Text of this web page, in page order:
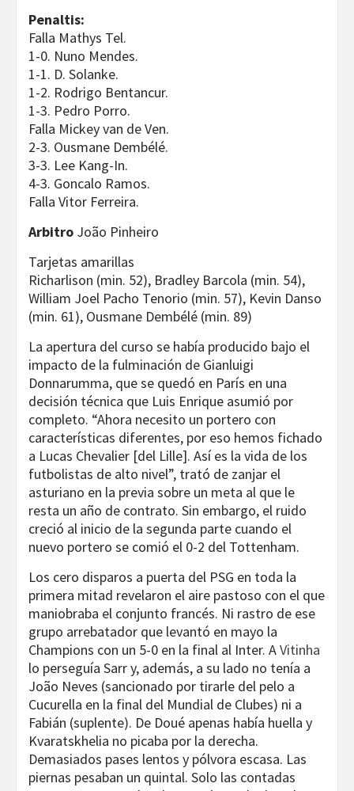
Penaltis:
Falla Mathys Tel.
1-0. Nuno Mendes.
1-1. D. Solanke.
1-2. Rodrigo Bentancur.
1-3. Pedro Porro.
Falla Mickey van de Ven.
2-3. Ousmane Dembélé.
3-3. Lee Kang-In.
4-3. Goncalo Ramos.
Falla Vitor Ferreira.
Arbitro João Pinheiro
Tarjetas amarillas
Richarlison (min. 52), Bradley Barcola (min. 54),
William Joel Pacho Tenorio (min. 57), Kevin Danso
(min. 61), Ousmane Dembélé (min. 89)
La apertura del curso se había producido bajo el
impacto de la fulminación de Gianluigi
Donnarumma, que se quedó en París en una
decisión técnica que Luis Enrique asumió por
completo. “Ahora necesito un portero con
características diferentes, por eso hemos fichado
a Lucas Chevalier [del Lille]. Así es la vida de los
futbolistas de alto nivel”, trató de zanjar el
asturiano en la previa sobre un meta al que le
resta un año de contrato. Sin embargo, el ruido
creció al inicio de la segunda parte cuando el
nuevo portero se comió el 0-2 del Tottenham.
Los cero disparos a puerta del PSG en toda la
primera mitad revelaron el aire pastoso con el que
maniobraba el conjunto francés. Ni rastro de ese
grupo arrebatador que levantó en mayo la
Champions con un 5-0 en la final al Inter. AVitinha
lo perseguía Sarr y, además, a su lado no tenía a
João Neves (sancionado por tirarle del pelo a
Cucurella en la final del Mundial de Clubes) ni a
Fabián (suplente). De Doué apenas había huella y
Kvaratskhelia no picaba por la derecha.
Demasiados pases lentos y pólvora escasa. Las
piernas pesaban un quintal. Solo las contadas